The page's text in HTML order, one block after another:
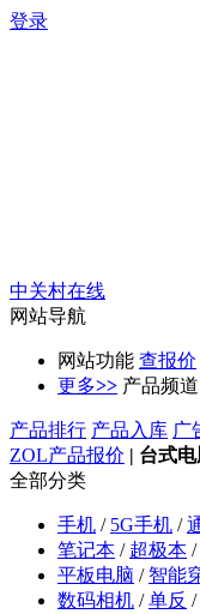
登录
中关村在线
网站导航
网站功能 查报价
更多>> 产品频道
产品排行 产品入库 广
ZOL产品报价 | 台式
全部分类
手机 / 5G手机 /
笔记本 / 超极本 /
平板电脑 / 智能
数码相机 /单反 /